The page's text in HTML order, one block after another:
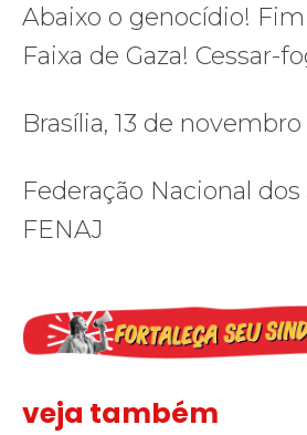
Abaixo o genocídio!
Faixa de Gaza! Cessar-
Brasília, 13 de
Federação Nacional
FENAJ
veja também